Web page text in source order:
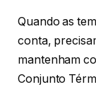
Quando as
conta,
mantenham
Conjunto